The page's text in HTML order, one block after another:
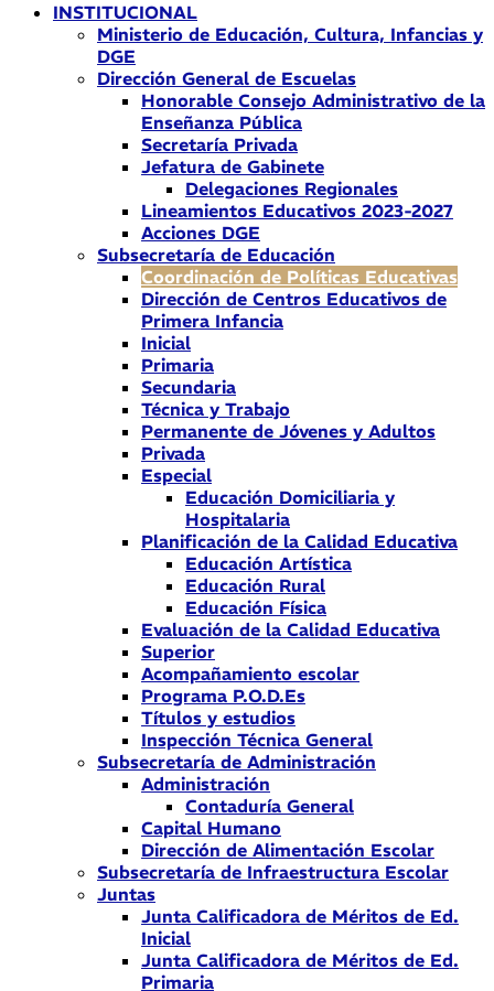
INSTITUCIONAL
Ministerio de Educación, Cultura, Infancias y
DGE
Dirección General de Escuelas
Honorable Consejo Administrativo de la
Enseñanza Pública
Secretaría Privada
Jefatura de Gabinete
Delegaciones Regionales
Lineamientos Educativos 2023-2027
Acciones DGE
Subsecretaría de Educación
Coordinación de Políticas Educativas
Dirección de Centros Educativos de
Primera Infancia
Inicial
Primaria
Secundaria
Técnica y Trabajo
Permanente de Jóvenes y Adultos
Privada
Especial
Educación Domiciliaria y
Hospitalaria
Planificación de la Calidad Educativa
Educación Artística
Educación Rural
Educación Física
Evaluación de la Calidad Educativa
Superior
Acompañamiento escolar
Programa P.O.D.Es
Títulos y estudios
Inspección Técnica General
Subsecretaría de Administración
Administración
Contaduría General
Capital Humano
Dirección de Alimentación Escolar
Subsecretaría de Infraestructura Escolar
Juntas
Junta Calificadora de Méritos de Ed.
Inicial
Junta Calificadora de Méritos de Ed.
Primaria